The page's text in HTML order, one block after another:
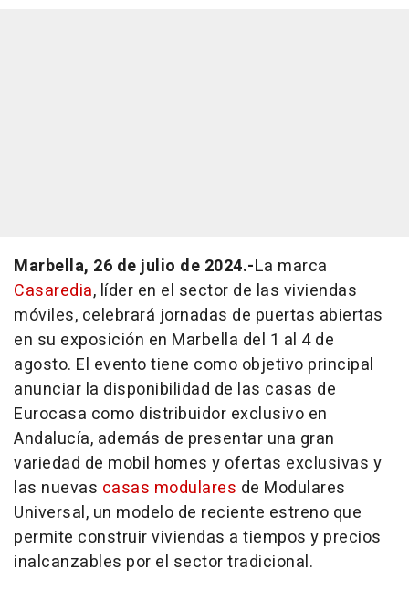
Marbella, 26 de julio de 2024.-La marca
Casaredia, líder en el sector de las viviendas
móviles, celebrará jornadas de puertas abiertas
en su exposición en Marbella del 1 al 4 de
agosto. El evento tiene como objetivo principal
anunciar la disponibilidad de las casas de
Eurocasa como distribuidor exclusivo en
Andalucía, además de presentar una gran
variedad de mobil homes y ofertas exclusivas y
las nuevas casas modulares de Modulares
Universal, un modelo de reciente estreno que
permite construir viviendas a tiempos y precios
inalcanzables por el sector tradicional.